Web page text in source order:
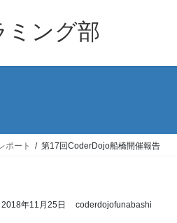
ミング部
ポート 第17回CoderDojo船橋開催報告
2018年11月25日 coderdojofunabashi